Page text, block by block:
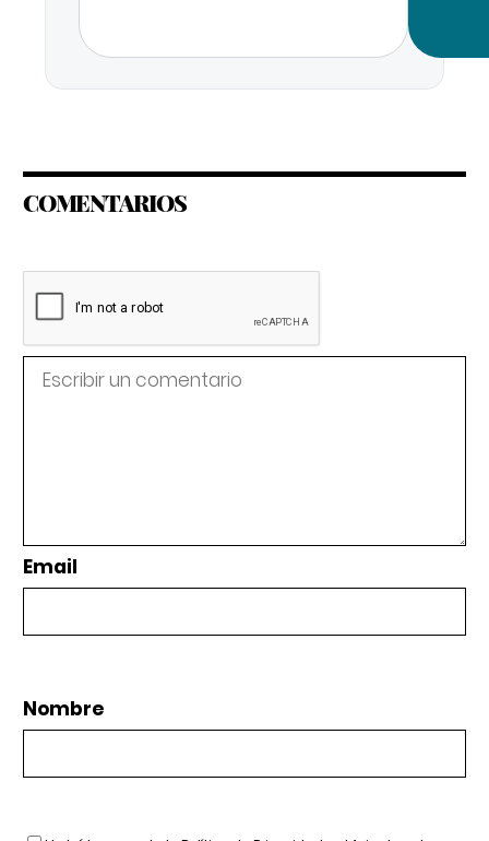
COMENTARIOS
Email
Nombre